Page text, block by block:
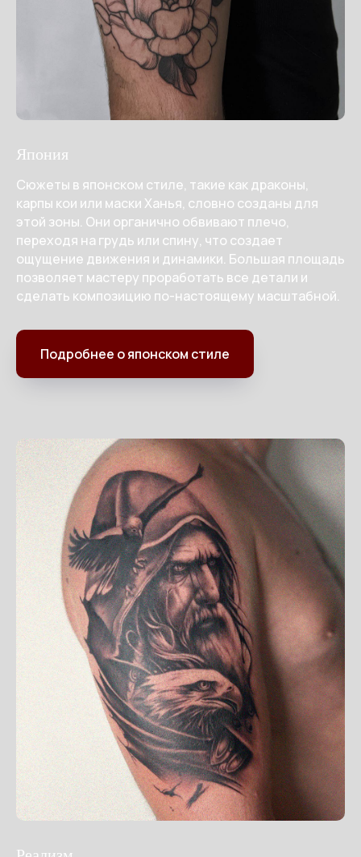
Япония
Сюжеты в японском стиле, такие как драконы,
карпы кои или маски Ханья, словно созданы для
этой зоны. Они органично обвивают плечо,
переходя на грудь или спину, что создает
ощущение движения и динамики. Большая площадь
позволяет мастеру проработать все детали и
сделать композицию по-настоящему масштабной.
Подробнее о японском стиле